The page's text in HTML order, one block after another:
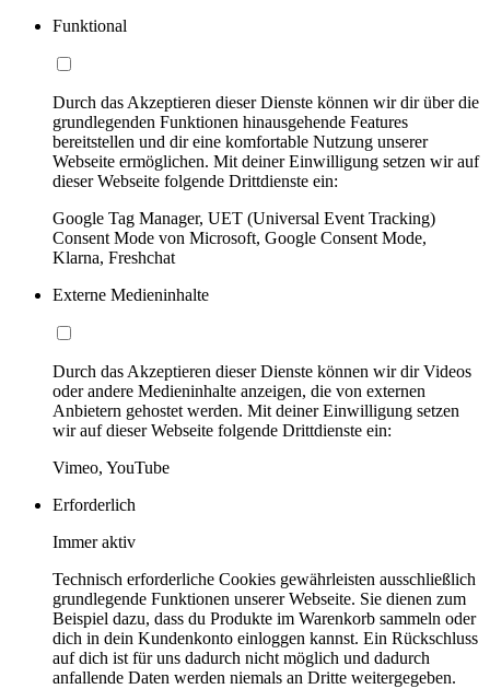
Funktional
Durch das Akzeptieren dieser Dienste können wir dir über die
grundlegenden Funktionen hinausgehende Features
bereitstellen und dir eine komfortable Nutzung unserer
Webseite ermöglichen. Mit deiner Einwilligung setzen wir auf
dieser Webseite folgende Drittdienste ein:
Google Tag Manager, UET (Universal Event Tracking)
Consent Mode von Microsoft, Google Consent Mode,
Klarna, Freshchat
Externe Medieninhalte
Durch das Akzeptieren dieser Dienste können wir dir Videos
oder andere Medieninhalte anzeigen, die von externen
Anbietern gehostet werden. Mit deiner Einwilligung setzen
wir auf dieser Webseite folgende Drittdienste ein:
Vimeo, YouTube
Erforderlich
Immer aktiv
Technisch erforderliche Cookies gewährleisten ausschließlich
grundlegende Funktionen unserer Webseite. Sie dienen zum
Beispiel dazu, dass du Produkte im Warenkorb sammeln oder
dich in dein Kundenkonto einloggen kannst. Ein Rückschluss
auf dich ist für uns dadurch nicht möglich und dadurch
anfallende Daten werden niemals an Dritte weitergegeben.